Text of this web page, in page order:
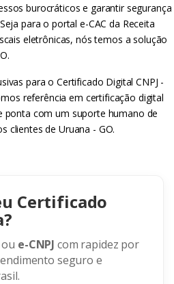
burocráticos e garantir segurança
para o portal e-CAC da Receita
eletrônicas, nós temos a solução
para o Certificado Digital CNPJ -
referência em certificação digital
ponta com um suporte humano de
clientes de Uruana - GO.
Certificado
e-CNPJ com rapidez por
seguro e